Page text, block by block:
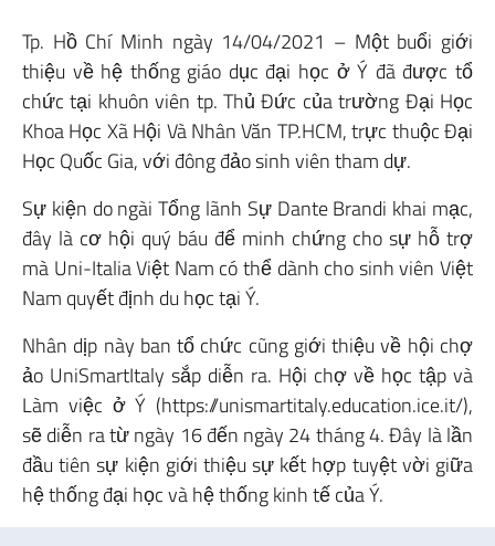
Tp. Hồ Chí Minh ngày 14/04/2021 – Một buổi giới
thiệu về hệ thống giáo dục đại học ở Ý đã được tổ
chức tại khuôn viên tp. Thủ Đức của trường Đại Học
Khoa Học Xã Hội Và Nhân Văn TP.HCM, trực thuộc Đại
Học Quốc Gia, với đông đảo sinh viên tham dự.
Sự kiện do ngài Tổng lãnh Sự Dante Brandi khai mạc,
đây là cơ hội quý báu để minh chứng cho sự hỗ trợ
mà Uni-Italia Việt Nam có thể dành cho sinh viên Việt
Nam quyết định du học tại Ý.
Nhân dịp này ban tổ chức cũng giới thiệu về hội chợ
ảo UniSmartItaly sắp diễn ra. Hội chợ về học tập và
Làm việc ở Ý (https://unismartitaly.education.ice.it/),
sẽ diễn ra từ ngày 16 đến ngày 24 tháng 4. Đây là lần
đầu tiên sự kiện giới thiệu sự kết hợp tuyệt vời giữa
hệ thống đại học và hệ thống kinh tế của Ý.